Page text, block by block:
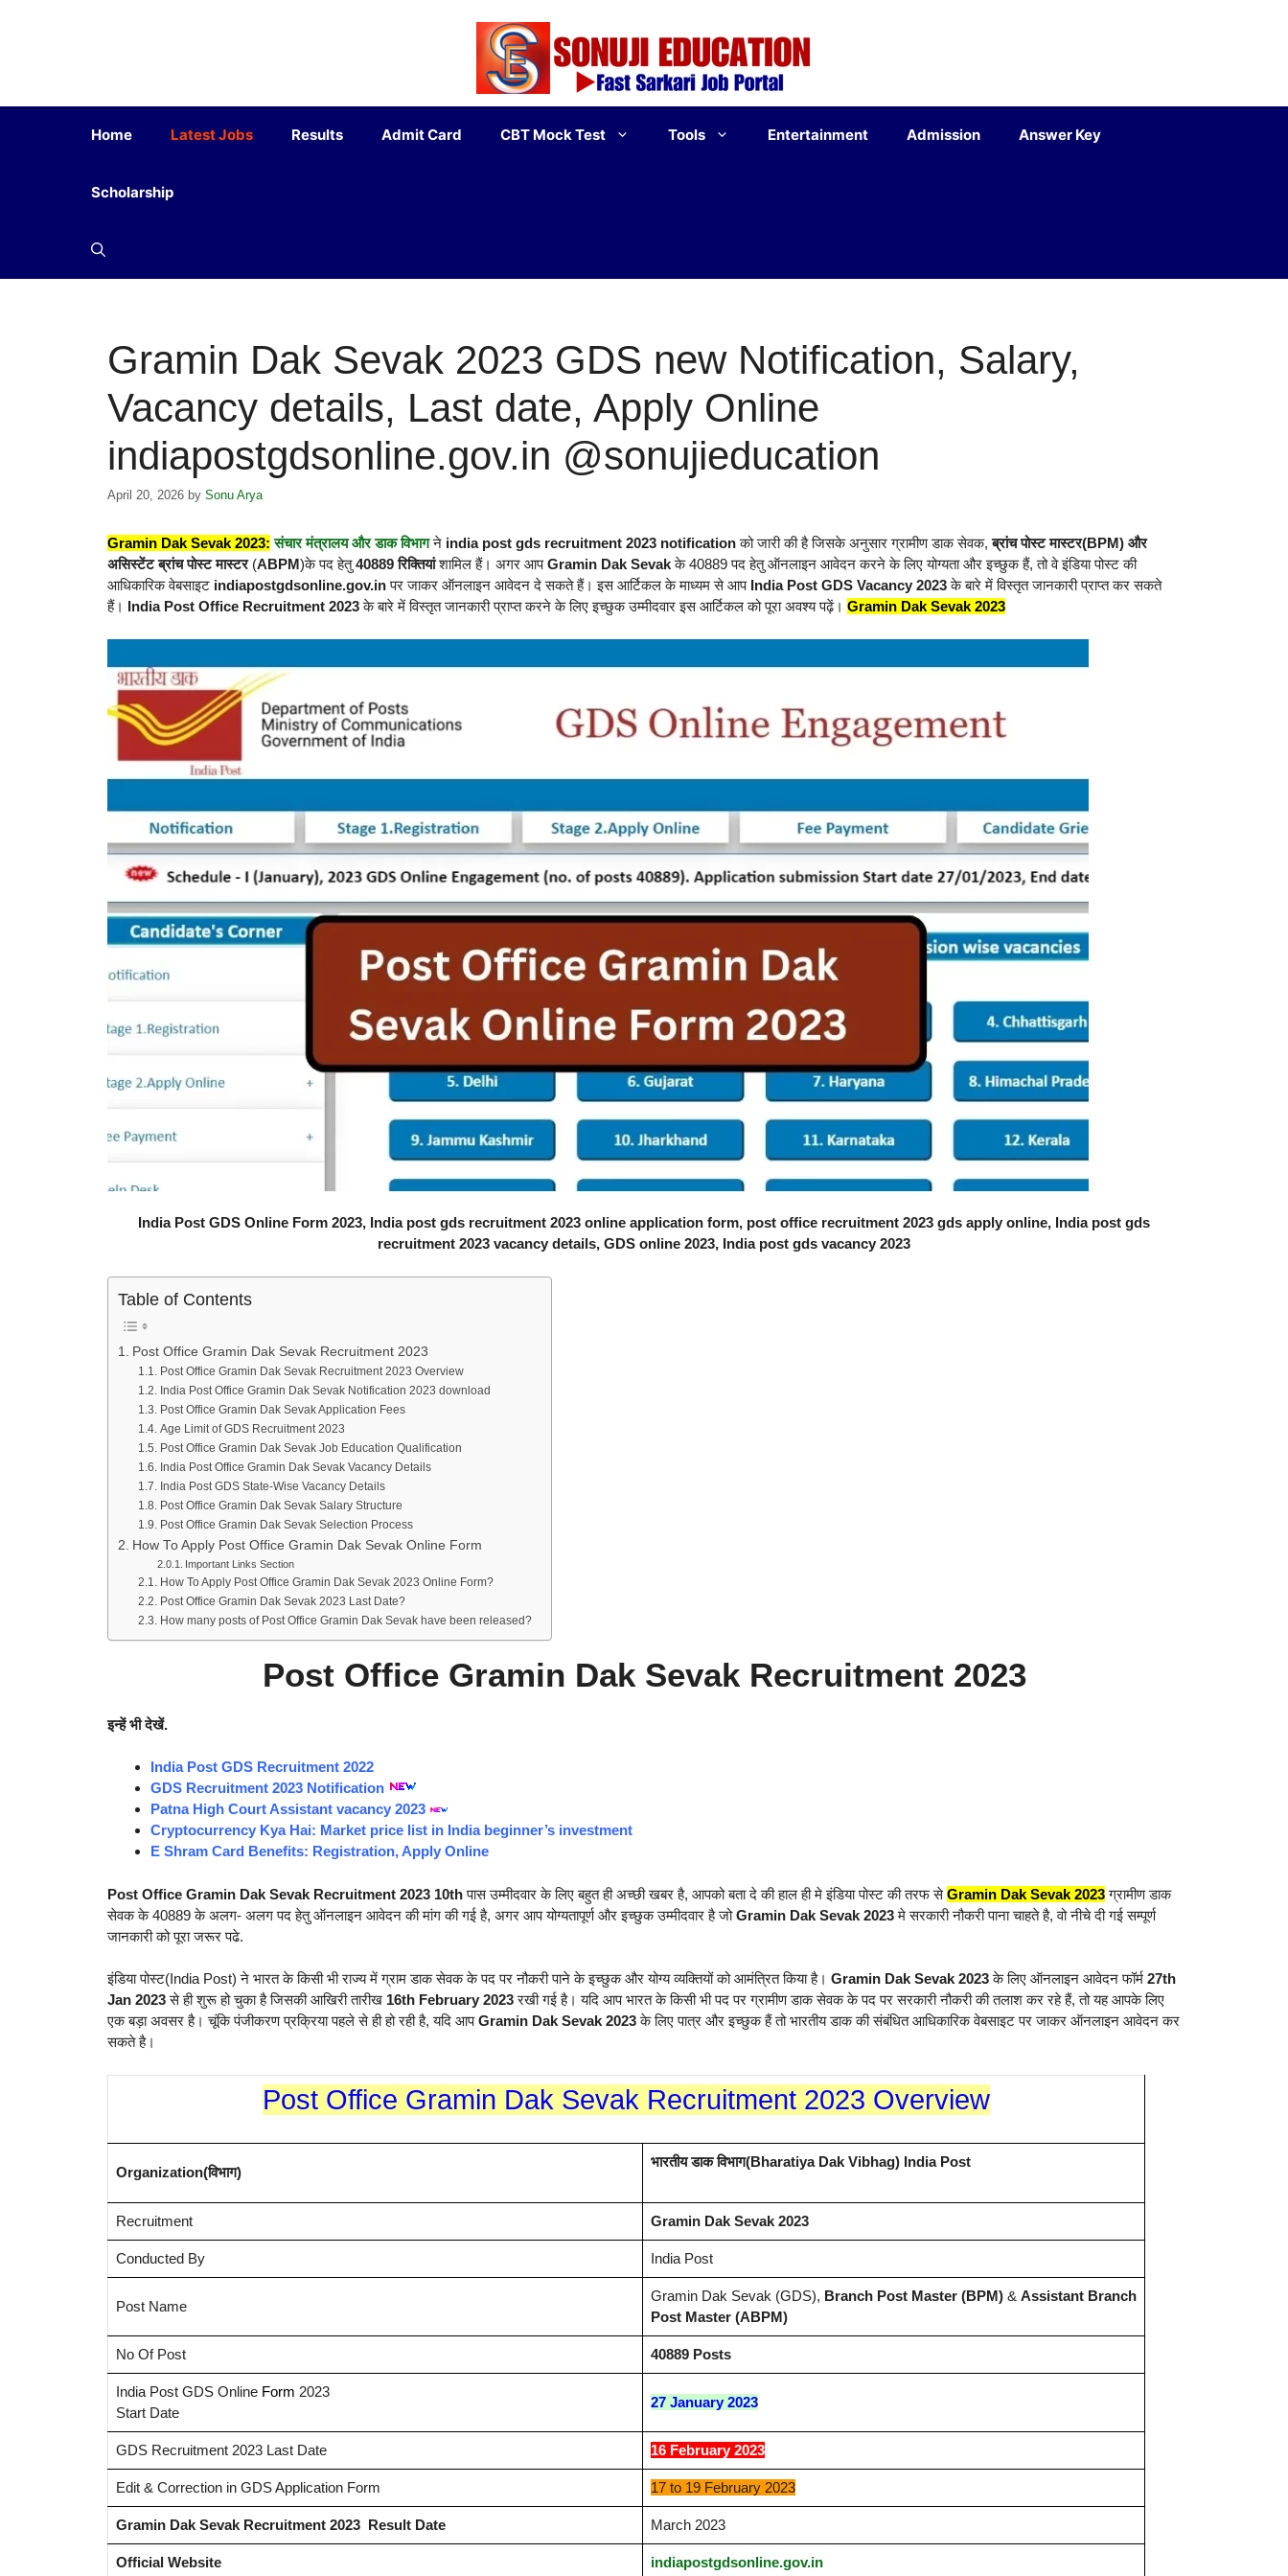
Home Latest Jobs Results Admit Card CBT Mock Test Tools Entertainment Admission Answer Key
Scholarship
Gramin Dak Sevak 2023 GDS new Notification, Salary,
Vacancy details, Last date, Apply Online
indiapostgdsonline.gov.in @sonujieducation
April 20, 2026 by Sonu Arya
Gramin Dak Sevak 2023: संचार मंत्रालय और डाक विभागने india post gds recruitment 2023 notificationको जारी की है जिसके अनुसार ग्रामीण डाक सेवक,ब्रांच पोस्ट मास्टर(BPM) और
असिस्टेंट ब्रांच पोस्ट मास्टर(ABPM)के पद हेतु40889 रिक्तियांशामिल हैं। अगर आपGramin Dak Sevakके 40889 पद हेतु ऑनलाइन आवेदन करने के लिए योग्यता और इच्छुक हैं, तो वे इंडिया पोस्ट की
आधिकारिक वेबसाइट indiapostgdsonline.gov.inपर जाकर ऑनलाइन आवेदन दे सकते हैं। इस आर्टिकल के माध्यम से आप India Post GDS Vacancy 2023के बारे में विस्तृत जानकारी प्राप्त कर सकते
हैं। India Post Office Recruitment 2023के बारे में विस्तृत जानकारी प्राप्त करने के लिए इच्छुक उम्मीदवार इस आर्टिकल को पूरा अवश्य पढ़ें। Gramin Dak Sevak 2023
India Post GDS Online Form 2023, India post gds recruitment 2023 online application form, post office recruitment 2023 gds apply online, India post gds
recruitment 2023 vacancy details, GDS online 2023, India post gds vacancy 2023
Table of Contents
Post Office Gramin Dak Sevak Recruitment 2023
Post Office Gramin Dak Sevak Recruitment 2023 Overview
India Post Office Gramin Dak Sevak Notification 2023 download
Post Office Gramin Dak Sevak Application Fees
Age Limit of GDS Recruitment 2023
Post Office Gramin Dak Sevak Job Education Qualification
India Post Office Gramin Dak Sevak Vacancy Details
India Post GDS State-Wise Vacancy Details
Post Office Gramin Dak Sevak Salary Structure
Post Office Gramin Dak Sevak Selection Process
How To Apply Post Office Gramin Dak Sevak Online Form
Important Links Section
How To Apply Post Office Gramin Dak Sevak 2023 Online Form?
Post Office Gramin Dak Sevak 2023 Last Date?
How many posts of Post Office Gramin Dak Sevak have been released?
Post Office Gramin Dak Sevak Recruitment 2023
इन्हें भी देखें.
India Post GDS Recruitment 2022
GDS Recruitment 2023 Notification
Patna High Court Assistant vacancy 2023
Cryptocurrency Kya Hai: Market price list in India beginner’s investment
E Shram Card Benefits: Registration, Apply Online
Post Office Gramin Dak Sevak Recruitment 2023 10thपास उम्मीदवार के लिए बहुत ही अच्छी खबर है, आपको बता दे की हाल ही मे इंडिया पोस्ट की तरफ से Gramin Dak Sevak 2023ग्रामीण डाक
सेवक के 40889 के अलग- अलग पद हेतु ऑनलाइन आवेदन की मांग की गई है, अगर आप योग्यतापूर्ण और इच्छुक उम्मीदवार है जोGramin Dak Sevak 2023मे सरकारी नौकरी पाना चाहते है, वो नीचे दी गई सम्पूर्ण
जानकारी को पूरा जरूर पढे.
इंडिया पोस्ट(India Post) ने भारत के किसी भी राज्य में ग्राम डाक सेवक के पद पर नौकरी पाने के इच्छुक और योग्य व्यक्तियों को आमंत्रित किया है। Gramin Dak Sevak 2023के लिए ऑनलाइन आवेदन फॉर्म 27th
Jan 2023से ही शुरू हो चुका है जिसकी आखिरी तारीख 16th February 2023रखी गई है। यदि आप भारत के किसी भी पद पर ग्रामीण डाक सेवक के पद पर सरकारी नौकरी की तलाश कर रहे हैं, तो यह आपके लिए
एक बड़ा अवसर है। चूंकि पंजीकरण प्रक्रिया पहले से ही हो रही है, यदि आपGramin Dak Sevak 2023के लिए पात्र और इच्छुक हैं तो भारतीय डाक की संबंधित आधिकारिक वेबसाइट पर जाकर ऑनलाइन आवेदन कर
सकते है।
Post Office Gramin Dak Sevak Recruitment 2023 Overview
Organization(विभाग)
भारतीय डाक विभाग(Bharatiya Dak Vibhag) India Post
Recruitment Gramin Dak Sevak 2023
Conducted By India Post
Post Name
Gramin Dak Sevak (GDS), Branch Post Master (BPM) & Assistant Branch
Post Master (ABPM)
No Of Post 40889 Posts
India Post GDS Online Form 2023
Start Date
27 January 2023
GDS Recruitment 2023 Last Date 16 February 2023
Edit & Correction in GDS Application Form 17 to 19 February 2023
Gramin Dak Sevak Recruitment 2023 Result Date March 2023
Official Website indiapostgdsonline.gov.in